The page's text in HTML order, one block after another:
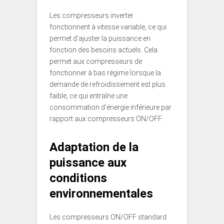
Les compresseurs inverter
fonctionnent à vitesse variable, ce qui
permet d’ajuster la puissance en
fonction des besoins actuels. Cela
permet aux compresseurs de
fonctionner à bas régime lorsque la
demande de refroidissement est plus
faible, ce qui entraîne une
consommation d’énergie inférieure par
rapport aux compresseurs ON/OFF.
Adaptation de la
puissance aux
conditions
environnementales
Les compresseurs ON/OFF standard